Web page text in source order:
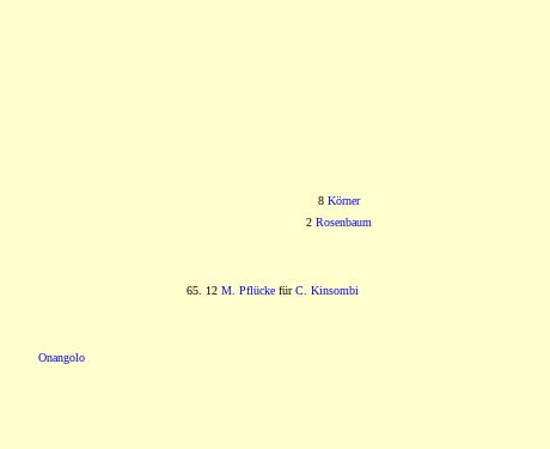
8 Körner
2 Rosenbaum
65. 12 M. Pflücke fürC. Kinsombi
Onangolo